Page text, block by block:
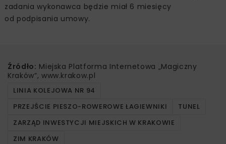
zadania wykonawca będzie miał 6 miesięcy
od podpisania umowy.
Źródło: Miejska Platforma Internetowa „Magiczny
Kraków”, www.krakow.pl
LINIA KOLEJOWA NR 94
PRZEJŚCIE PIESZO-ROWEROWE ŁAGIEWNIKI
TUNEL
ZARZĄD INWESTYCJI MIEJSKICH W KRAKOWIE
ZIM KRAKÓW